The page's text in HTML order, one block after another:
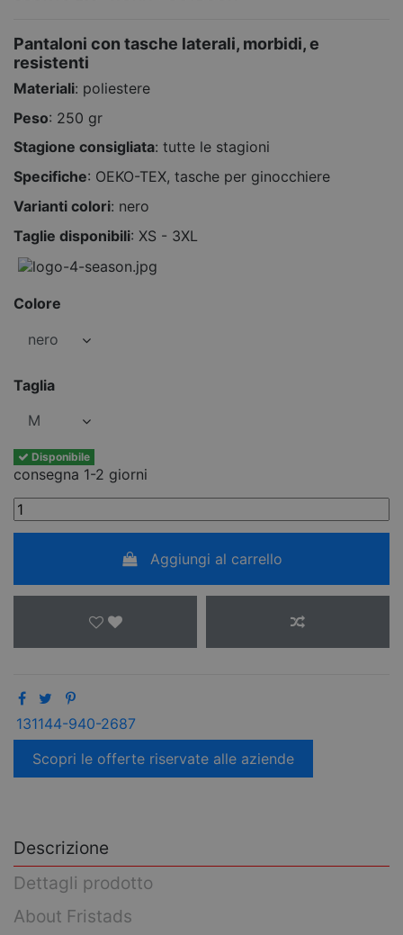
Pantaloni con tasche laterali, morbidi, e
resistenti
Materiali: poliestere
Peso: 250 gr
Stagione consigliata: tutte le stagioni
Specifiche: OEKO-TEX, tasche per ginocchiere
Varianti colori: nero
Taglie disponibili: XS - 3XL
Colore
Taglia
Disponibile
consegna 1-2 giorni
Aggiungi al carrello
131144-940-2687
Scopri le offerte riservate alle aziende
Descrizione
Dettagli prodotto
About Fristads